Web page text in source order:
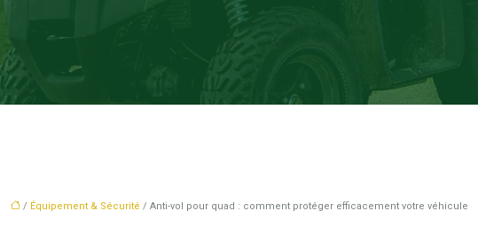
/ Équipement & Sécurité / Anti-vol pour quad : comment protéger efficacement votre véhicule